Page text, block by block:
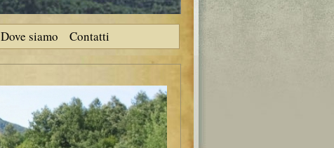
Dove siamo Contatti